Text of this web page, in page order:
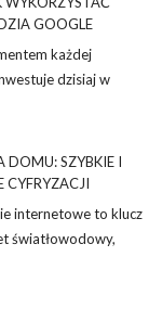
GOOGLE
każdej
dzisiaj w
DOMU: SZYBKIE I
CYFRYZACJI
internetowe to klucz
światłowodowy,